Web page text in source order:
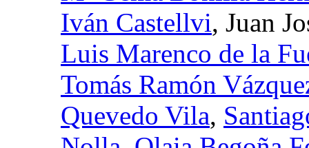
Iván Castellvi, Juan
Luis Marenco de la
Tomás Ramón
Quevedo Vila,